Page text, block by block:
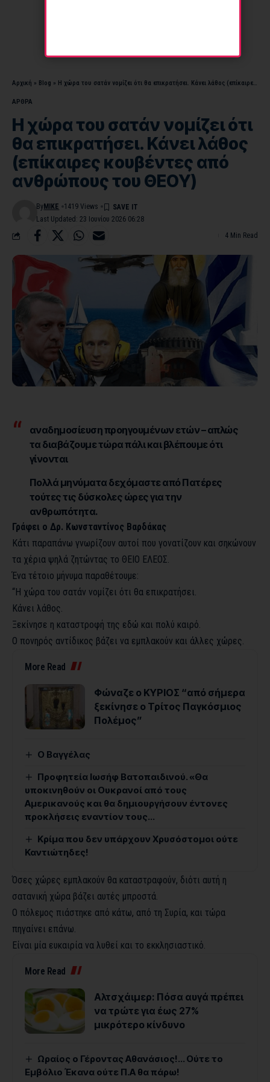
Αρχική » Blog » Η χώρα του σατάν νομίζει ότι θα επικρατήσει. Κάνει λάθος (επίκαιρες κουβέντες από ανθρώπους του ΘΕΟΥ)
ΑΡΘΡΑ
Η χώρα του σατάν νομίζει ότι
θα επικρατήσει. Κάνει λάθος
(επίκαιρες κουβέντες από
ανθρώπους του ΘΕΟΥ)
Last Updated: 23 Ιουνίου 2026 06:28
By MIKE 1419 Views
4 Min Read
αναδημοσίευση προηγουμένων ετών – απλώς
τα διαβάζουμε τώρα πάλι και βλέπουμε ότι
γίνονται
Πολλά μηνύματα δεχόμαστε από Πατέρες
τούτες τις δύσκολες ώρες για την
ανθρωπότητα.
Γράφει ο Δρ. Κωνσταντίνος Βαρδάκας
Κάτι παραπάνω γνωρίζουν αυτοί που γονατίζουν και σηκώνουν
τα χέρια ψηλά ζητώντας το ΘΕΙΟ ΕΛΕΟΣ.
Ένα τέτοιο μήνυμα παραθέτουμε:
“Η χώρα του σατάν νομίζει ότι θα επικρατήσει.
Κάνει λάθος.
Ξεκίνησε η καταστροφή της εδώ και πολύ καιρό.
Ο πονηρός αντίδικος βάζει να εμπλακούν και άλλες χώρες.
More Read
Φώναζε ο ΚΥΡΙΟΣ “από σήμερα
ξεκίνησε ο Τρίτος Παγκόσμιος
Πολέμος”
Ο Βαγγέλας
Προφητεία Ιωσήφ Βατοπαιδινού. «Θα
υποκινηθούν οι Ουκρανοί από τους
Αμερικανούς και θα δημιουργήσουν έντονες
προκλήσεις εναντίον τους…
Κρίμα που δεν υπάρχουν Χρυσόστομοι ούτε
Καντιώτηδες!
Όσες χώρες εμπλακούν θα καταστραφούν, διότι αυτή η
σατανική χώρα βάζει αυτές μπροστά.
Ο πόλεμος πιάστηκε από κάτω, από τη Συρία, και τώρα
πηγαίνει επάνω.
Είναι μία ευκαιρία να λυθεί και το εκκλησιαστικό.
More Read
Αλτσχάιμερ: Πόσα αυγά πρέπει
να τρώτε για έως 27%
μικρότερο κίνδυνο
Ωραίος ο Γέροντας Αθανάσιος!… Ούτε το
Εμβόλιο Έκανα ούτε Π.Α θα πάρω!